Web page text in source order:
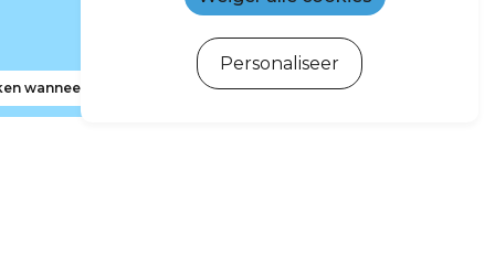
wanneer ik de kaart verplaats
Personaliseer